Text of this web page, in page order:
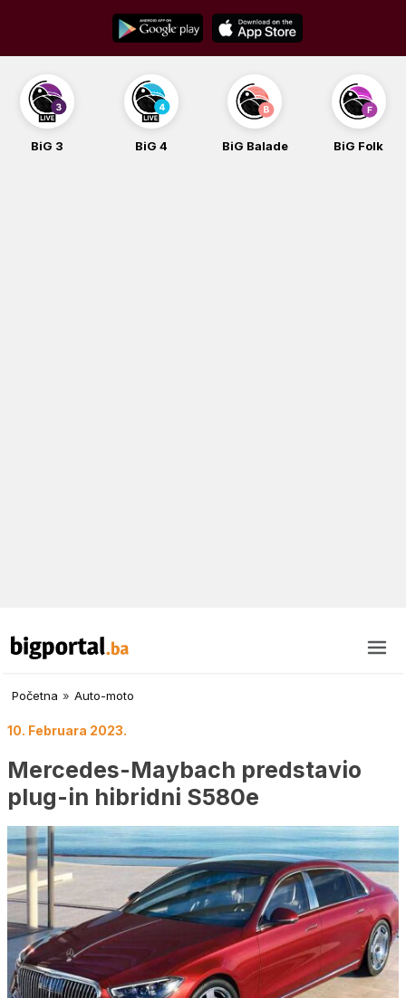
content
BiG 3 BiG 4 BiG Balade BiG Folk
Početna » Auto-moto
10. Februara 2023.
Mercedes-Maybach predstavio
plug-in hibridni S580e